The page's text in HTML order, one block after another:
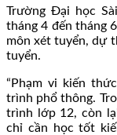
Trường Đại học
tháng 4 đến tháng
môn xét tuyển, dự
tuyển.
“Phạm vi kiến
trình phổ thông.
trình lớp 12, còn
chỉ cần học tốt